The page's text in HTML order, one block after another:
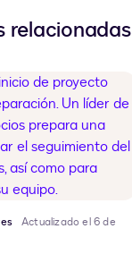
relacionadas
Actualizado el 6 de